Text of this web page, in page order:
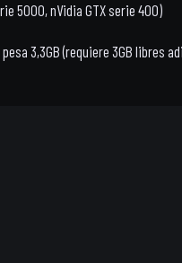
5000, nVidia GTX serie 400)
3,3GB (requiere 3GB libres